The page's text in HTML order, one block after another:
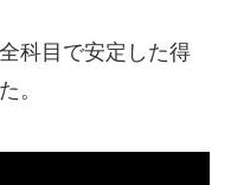
科目で安定した得
。